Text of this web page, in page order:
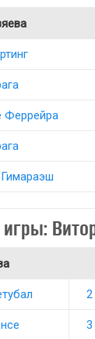
Феррейра
2
3